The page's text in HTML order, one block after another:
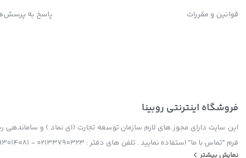
قوانین و مقررات پاسخ به
فروشگاه اینترنتی روبینا
این سایت دارای مجوز های لازم سازمان توسعه تجارت (ای نماد ) و ساماندهی
فرم "تماس با ما" استفاده نمایید . تلفن های دفتر : 02133790323 - 09193014081
نمایش بیشتر